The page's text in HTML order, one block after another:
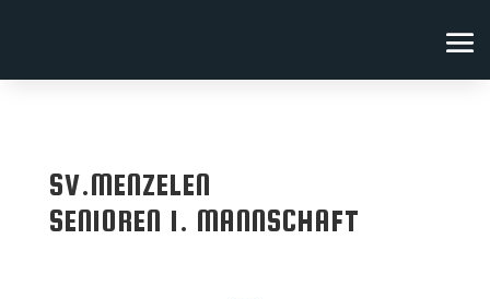
SV.MENZELEN
SENIOREN 1. MANNSCHAFT